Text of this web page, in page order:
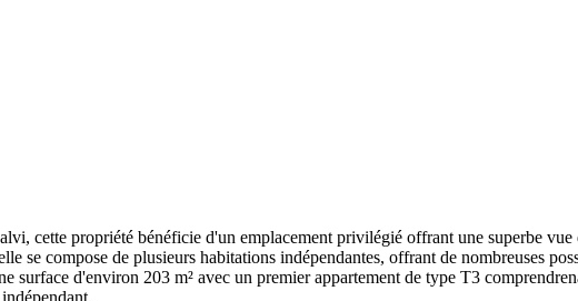
cette propriété bénéficie d'un emplacement privilégié offrant une superbe
se compose de plusieurs habitations indépendantes, offrant de nombreuses
surface d'environ 203 m² avec un premier appartement de type T3